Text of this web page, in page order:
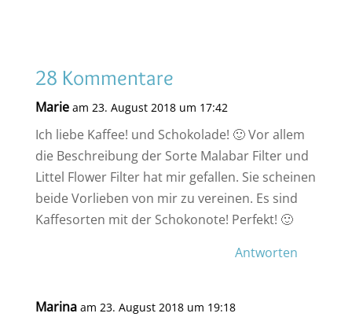
28 Kommentare
Marie am 23. August 2018 um 17:42
Ich liebe Kaffee! und Schokolade! 🙂 Vor allem
die Beschreibung der Sorte Malabar Filter und
Littel Flower Filter hat mir gefallen. Sie scheinen
beide Vorlieben von mir zu vereinen. Es sind
Kaffesorten mit der Schokonote! Perfekt! 🙂
Antworten
Marina am 23. August 2018 um 19:18